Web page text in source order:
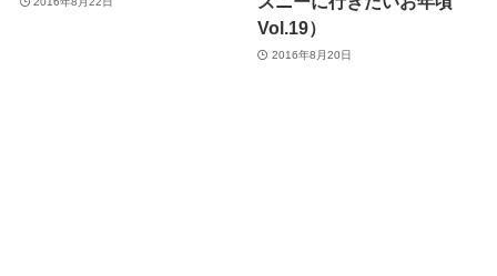
Vol.19）
2016年8月20日